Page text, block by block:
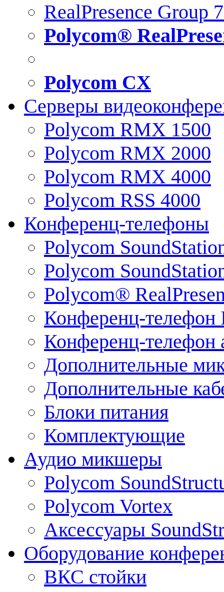
RealPresence Group
Polycom®
Polycom CX
Серверы
Polycom RMX 1500
Polycom RMX 2000
Polycom RMX 4000
Polycom RSS 4000
Конференц-телефоны
Polycom
Polycom
Polycom®
Конференц-телефон
Конференц-телефон
Дополнительные
Дополнительные
Блоки питания
Комплектующие
Аудио микшеры
Polycom
Polycom Vortex
Аксессуары
Оборудование
ВКС стойки